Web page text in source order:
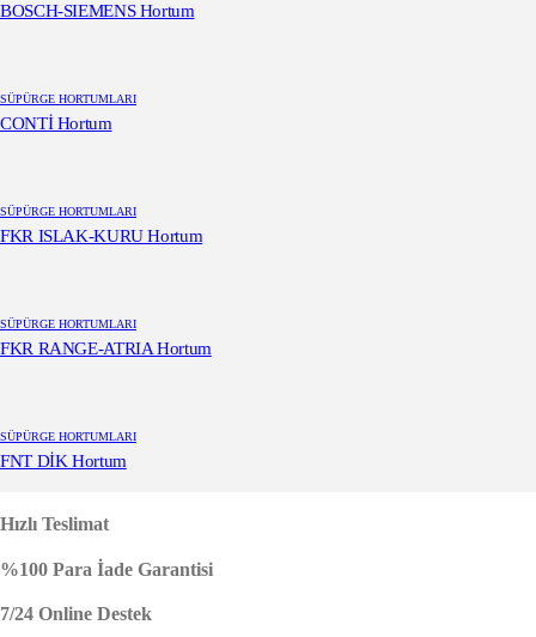
BOSCH-SIEMENS Hortum
SÜPÜRGE HORTUMLARI
CONTİ Hortum
SÜPÜRGE HORTUMLARI
FKR ISLAK-KURU Hortum
SÜPÜRGE HORTUMLARI
FKR RANGE-ATRIA Hortum
SÜPÜRGE HORTUMLARI
FNT DİK Hortum
Hızlı Teslimat
%100 Para İade Garantisi
7/24 Online Destek